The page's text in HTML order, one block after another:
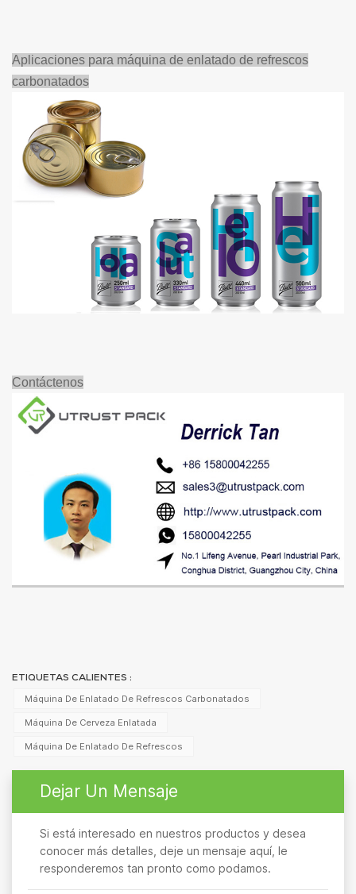
Aplicaciones para máquina de enlatado de refrescos
carbonatados
Contáctenos
ETIQUETAS CALIENTES :
Máquina De Enlatado De Refrescos Carbonatados
Máquina De Cerveza Enlatada
Máquina De Enlatado De Refrescos
Dejar Un Mensaje
Si está interesado en nuestros productos y desea
conocer más detalles, deje un mensaje aquí, le
responderemos tan pronto como podamos.